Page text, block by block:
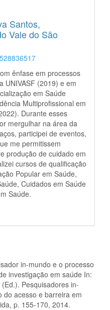
Santos,
Vale do São
ênfase em processos
UNIVASF (2019) e em
em Saúde
Multiprofissional em
Durante esses
mergulhar na área da
participei de eventos,
me permitissem
produção de cuidado em
cursos de qualificação
Popular em Saúde,
Cuidados em Saúde
Saúde.
in-mundo e o processo
investigação em saúde In:
Pesquisadores in-
do acesso e barreira em
p. 155-170, 2014.